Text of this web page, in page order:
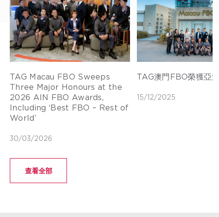
TAG Macau FBO Sweeps
Three Major Honours at the
2026 AIN FBO Awards,
Including ‘Best FBO – Rest of
World’
30/03/2026
TAG澳門FBO榮獲亞
15/12/2025
查看全部